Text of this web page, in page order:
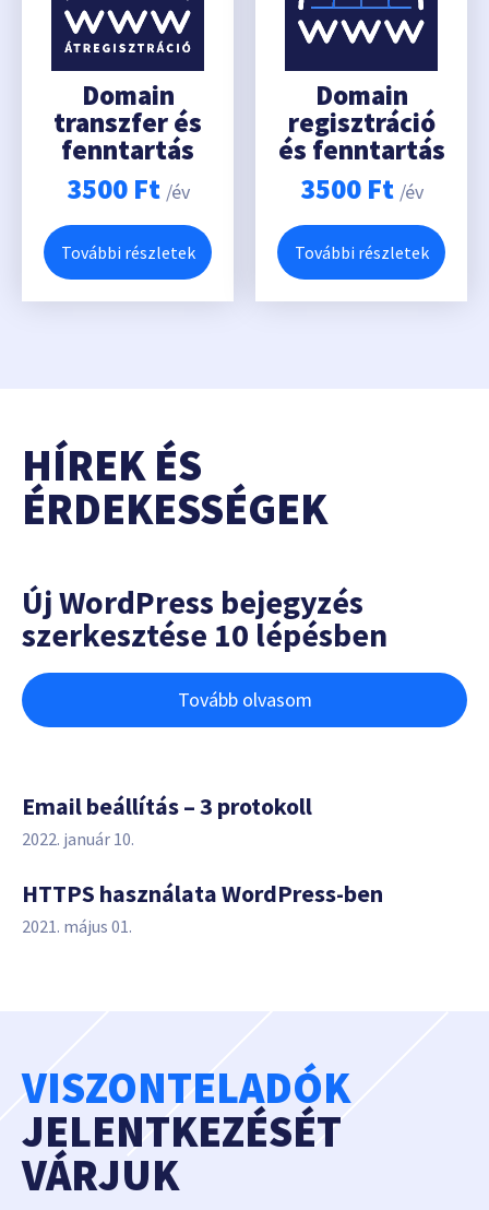
Domain
transzfer és
fenntartás
3500 Ft /év
További részletek
Domain
regisztráció
és fenntartás
3500 Ft /év
További részletek
HÍREK ÉS
ÉRDEKESSÉGEK
Új WordPress bejegyzés
szerkesztése 10 lépésben
Tovább olvasom
Email beállítás – 3 protokoll
2022. január 10.
HTTPS használata WordPress-ben
2021. május 01.
VISZONTELADÓK
JELENTKEZÉSÉT
VÁRJUK